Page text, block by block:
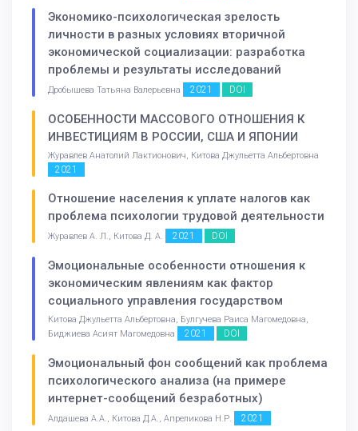
Экономико-психологическая зрелость
личности в разных условиях вторичной
экономической социализации: разработка
проблемы и результаты исследований
Дробышева Татьяна Валерьевна 2021 DOI
ОСОБЕННОСТИ МАССОВОГО ОТНОШЕНИЯ К
ИНВЕСТИЦИЯМ В РОССИИ, США И ЯПОНИИ
Журавлев Анатолий Лактионович, Китова Джульетта Альбертовна
2021
Отношение населения к уплате налогов как
проблема психологии трудовой деятельности
Журавлев А. Л., Китова Д. А. 2021 DOI
Эмоциональные особенности отношения к
экономическим явлениям как фактор
социального управления государством
Китова Джульетта Альбертовна, Булгучева Раиса Магомедовна,
Биджиева Асият Магомедовна
2021 DOI
Эмоциональный фон сообщений как проблема
психологического анализа (на примере
интернет-сообщений безработных)
Алдашева А.А., Китова Д.А., Апреликова Н.Р. 2021